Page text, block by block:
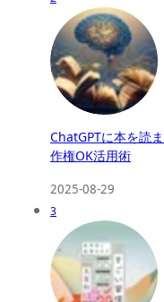
ChatGPTに本を読
作権OK活用術
2025-08-29
3